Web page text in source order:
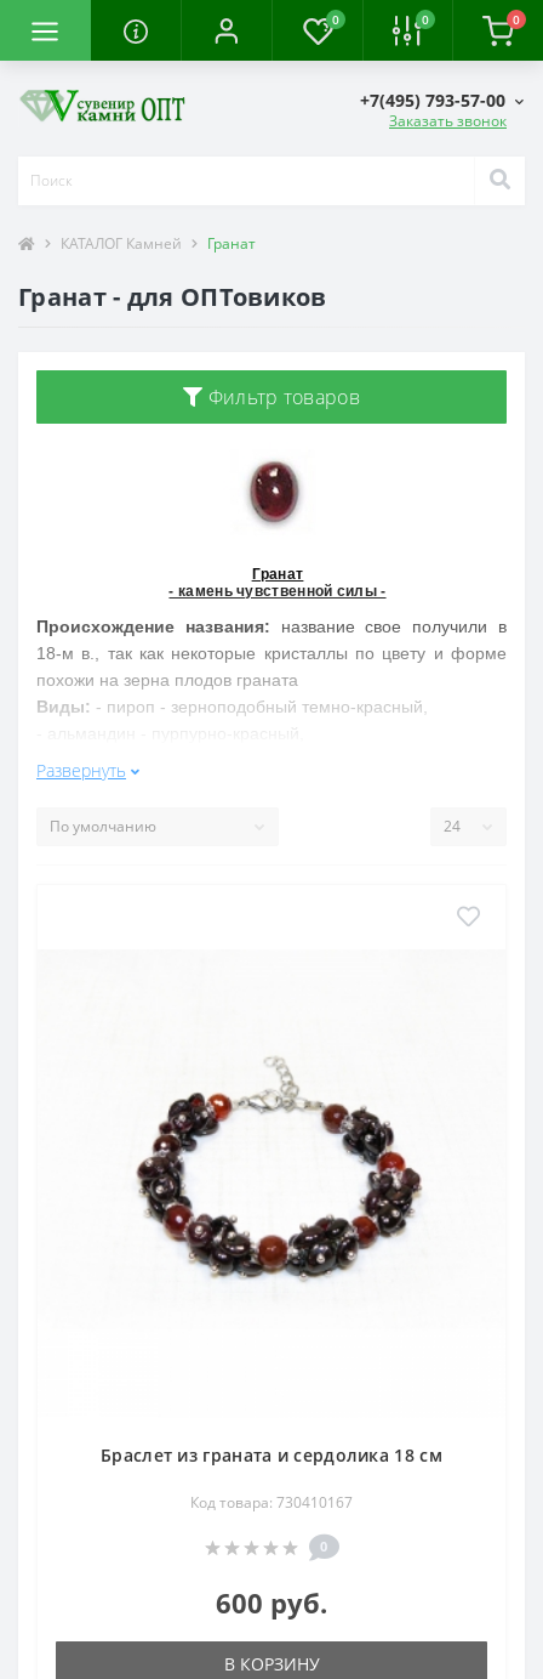
0 0 0
+7(495) 793-57-00
Заказать звонок
КАТАЛОГ Камней Гранат
Гранат - для ОПТовиков
Фильтр товаров
Гранат
- камень чувственной силы -
Происхождение названия:
название свое получили в
18-м в., так как некоторые кристаллы по цвету и форме
похожи на зерна плодов граната
Виды: - пироп - зерноподобный темно-красный,
- гроссуляр - зеленый,
глаза,
от медового-желтого до огненно-красного,
усиливает биоэнергию. Лечит головную боль, сердечные
и нейроэндокринные заболевания, а так же раны,
воспаления, улучшает память.
Свойства подробнее:
Красные гранаты - камни страсти, рождают бурные
чувства и радостное настроение. Дают сильную энергию
владельцу и хранят его в от измены и коварства.
Русской торговой книге гранат называется "бечета". В ней
отгоняет, радость и честь умножает, от грома и
неприятностей обороняет и от губительного поветрия
морового сохраняет, беременным женам к скорому
Гранат считается амулетом, предохраняющим от
несчастных случаев во время путешествия, лечат им
лихорадку и желтуху. По световому излучению гранат
Развернуть
Браслет из граната и сердолика 18 см
Код товара: 730410167
0
600 руб.
В КОРЗИНУ